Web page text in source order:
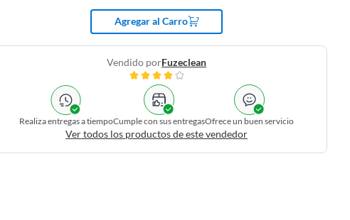
Agregar al Carro
Vendido porFuzeclean
Realiza entregas a tiempoCumple con sus entregasOfrece un buen servicio
Ver todos los productos de este vendedor